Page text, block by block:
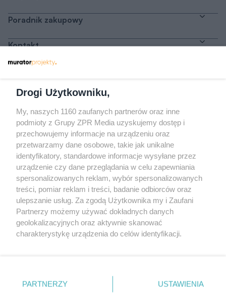
Poradnik zakupowy
Kontakt
Odwiedź grupę na Facebooku
Gdybym budował drugi raz - mądry Polak
przed budową
Forum Muratora
Drogi Użytkowniku,
My, naszych 1160 zaufanych partnerów oraz inne
podmioty z Grupy ZPR Media uzyskujemy dostęp i
przechowujemy informacje na urządzeniu oraz
przetwarzamy dane osobowe, takie jak unikalne
identyfikatory, standardowe informacje wysyłane przez
urządzenie czy dane przeglądania w celu zapewniania
spersonalizowanych reklam, wybór spersonalizowanych
treści, pomiar reklam i treści, badanie odbiorców oraz
ulepszanie usług. Za zgodą Użytkownika my i Zaufani
Partnerzy możemy używać dokładnych danych
geolokalizacyjnych oraz aktywnie skanować
charakterystykę urządzenia do celów identyfikacji.
zmienić/wycofać klikając przycisk ustawień prywatności
znajdujący się w lewym dolnym rogu strony
PARTNERZY USTAWIENIA